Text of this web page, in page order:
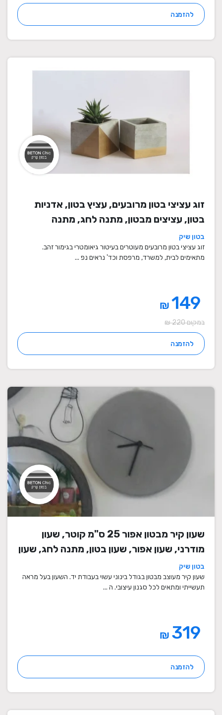
להזמנה
זוג עציצי בטון מרובעים, עציץ בטון, אדניות
בטון, עציצים מבטון, מתנה לחג, מתנה
לעובדים, מתנות לחנוכת בית, עציצים מתנה,
מתנה, מתנות מיוחדות
בטון שיק
זוג עציצי בטון מרובעים מעוטרים בעיטור גיאומטרי בגימור זהב.
מתאימים לבית, למשרד, מרפסת וכד' נראים נפ ...
₪
במקום 220 ₪
להזמנה
שעון קיר מבטון אפור 25 ס"מ קוטר, שעון
מודרני, שעון אפור, שעון בטון, מתנה לחג, שעון
מעוצב, שעון מיוחד, שעון תעשייתי, שעון לסלון,
שעון קיר
בטון שיק
שעון קיר מעוצב מבטון בגודל בינוני עשוי בעבודת יד. השעון בעל מראה
תעשייתי ומתאים לכל סגנון עיצובי. ה ...
₪
להזמנה